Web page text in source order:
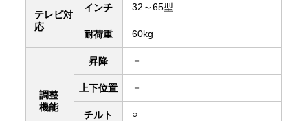
テレビ対
応
インチ 32～65型
耐荷重 60kg
調整
機能
昇降 －
上下位置 －
チルト ○